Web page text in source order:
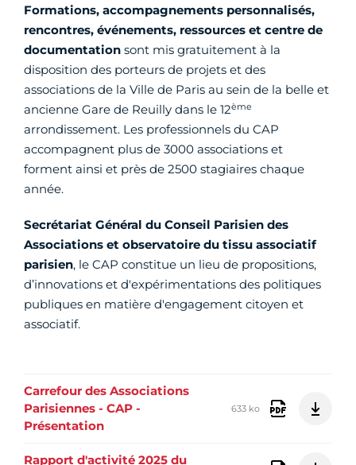
Formations, accompagnements personnalisés,
rencontres, événements, ressources et centre de
documentation sont mis gratuitement à la
disposition des porteurs de projets et des
associations de la Ville de Paris au sein de la belle et
ancienne Gare de Reuilly dans le 12ème
arrondissement. Les professionnels du CAP
accompagnent plus de 3000 associations et
forment ainsi et près de 2500 stagiaires chaque
année.
Secrétariat Général du Conseil Parisien des
Associations et observatoire du tissu associatif
parisien, le CAP constitue un lieu de propositions,
d’innovations et d'expérimentations des politiques
publiques en matière d'engagement citoyen et
associatif.
Carrefour des Associations
Parisiennes - CAP -
Présentation
633 ko
Rapport d'activité 2025 du